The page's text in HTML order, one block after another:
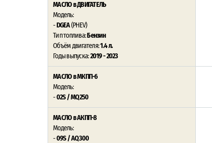
МАСЛО в ДВИГАТЕЛЬ
Модель:
-DGEA(PHEV)
Тип топлива:Бензин
Объём двигателя:1.4 л.
Годы выпуска:2019 - 2023
МАСЛО в МКПП-6
Модель:
-02S / MQ250
МАСЛО в АКПП-8
Модель:
-09S / AQ300